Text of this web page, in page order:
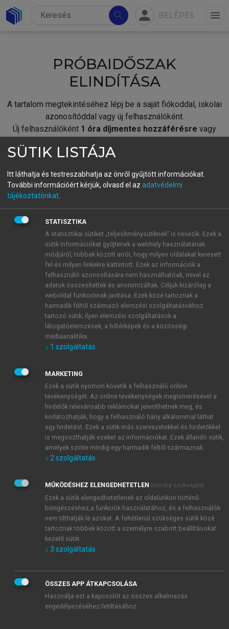
search person BELÉPÉS menu
PRÓBAIDŐSZAK
ELINDÍTÁSA
A tartalom megtekintéséhez lépj be a saját fiókoddal, iskolai
azonosítóddal vagy új felhasználóként.
Új felhasználóként 1 óra díjmentes hozzáférésre vagy
fiókoddal,vagy hozz létre új fiókot.
A regisztráció után apróbaidőszakautomatikusan
BELÉPÉS SAJÁT FIÓKKAL
ÚJ FIÓK LÉTREHOZÁSA
1 óra díjmentes hozzáférés
E-MAIL-CÍM
JELSZÓ
JELSZÓ ÚJRA
Kérek értesítést a MeRSZ újdonságairól, akcióiról.
Kérek értesítést az Akadémiai Kiadó Zrt. újdonságairól,
Adatkezelési tájékoztatóbanfoglaltakat tudomásul
veszem és elfogadom.
Általános vásárlási feltételeket, valamint a szotar.netés a
mersz.huoldalak licencszerződéseiben foglaltakat
tudomásul veszem és elfogadom.
KIPRÓBÁLOM
SÜTIK LISTÁJA
Itt láthatja és testreszabhatja az önről gyűjtött információkat.
További információért kérjük, olvasd el az adatvédelmi
tájékoztatónkat
STATISZTIKA
A statisztikai sütiket „teljesítménysütiknek” is nevezik. Ezek a
sütik információkat gyűjtenek a webhely használatának
módjáról, többek között arról, hogy milyen oldalakat keresett
fel és milyen linkekre kattintott. Ezek az információk a
felhasználó azonosítására nem használhatóak, mivel az
adatok összesítettek és anonimizáltak. Céljuk kizárólag a
weboldal funkcióinak javítása. Ezek közé tartoznak a
harmadik féltől származó elemzési szolgáltatásokhoz
tartozó sütik; ilyen elemzési szolgáltatások a
látogatóelemzések, a hőtérképek és a közösségi
médiaanalitika.
↓ 1 szolgáltatás
MARKETING
Ezek a sütik nyomon követik a felhasználó online
tevékenységét. Az online tevékenységek megismerésével a
hirdetők relevánsabb reklámokat jeleníthetnek meg, és
korlátozhatják, hogy a felhasználó hány alkalommal láthat
egy hirdetést. Ezek a sütik más szervezetekkel és hirdetőkkel
is megoszthatják ezeket az információkat. Ezek állandó sütik,
amelyek szinte mindig egy harmadik féltől származnak.
↓ 2 szolgáltatás
MŰKÖDÉSHEZ ELENGEDHETETLEN (mindig szükséges)
Ezek a sütik elengedhetetlenek az oldalunkon történő
böngészéshez,a funkciók használatához, és a felhasználók
nem tilthatják le azokat. A feltétlenül szükséges sütik közé
tartoznak többek között a személyre szabott beállításokat
kezelő sütik.
↓ 3 szolgáltatás
ÖSSZES APP ÁTKAPCSOLÁSA
Használja ezt a kapcsolót az összes alkalmazás
engedélyezéséhez/letiltásához.